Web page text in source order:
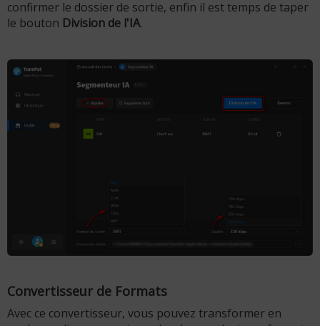
confirmer le dossier de sortie, enfin il est temps de taper
le bouton Division de l'IA.
Convertisseur de Formats
Avec ce convertisseur, vous pouvez transformer en